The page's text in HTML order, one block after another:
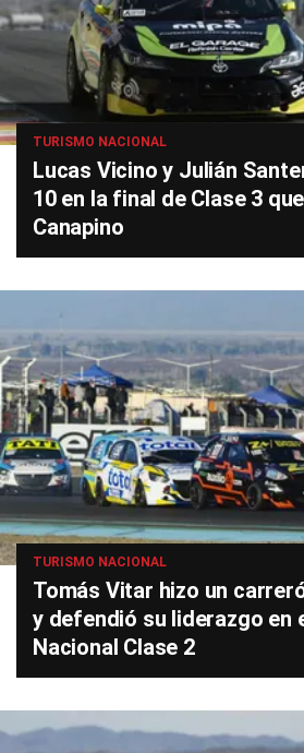
TURISMO NACIONAL
Lucas Vicino y Julián
10 en la final de Clase 3
Canapino
TURISMO NACIONAL
Tomás Vitar hizo un
y defendió su liderazgo en
Nacional Clase 2